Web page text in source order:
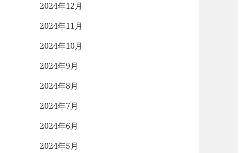
2024年12月
2024年11月
2024年10月
2024年9月
2024年8月
2024年7月
2024年6月
2024年5月